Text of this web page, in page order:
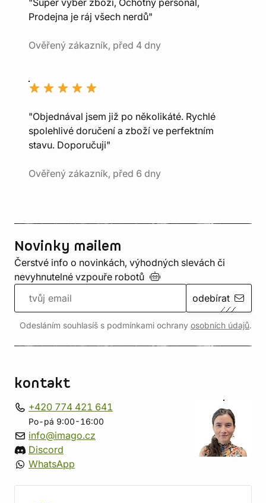
"Super výběr zboží, Ochotný personál,
Prodejna je ráj všech nerdů"
Ověřený zákazník, před 4 dny
"Objednával jsem již po několikáté. Rychlé
spolehlivé doručení a zboží ve perfektním
stavu. Doporučuji"
Ověřený zákazník, před 6 dny
Novinky mailem
Čerstvé info o novinkách, výhodných slevách či
nevyhnutelné vzpouře robotů
odebírat
Odesláním souhlasíš s podmínkami ochrany osobních údajů.
kontakt
+420 774 421 641
Po-pá 9:00-16:00
info@imago.cz
Discord
WhatsApp